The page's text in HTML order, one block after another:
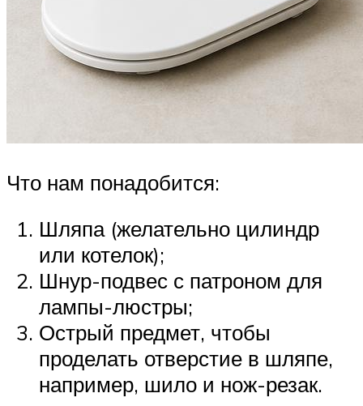
Что нам понадобится:
Шляпа (желательно цилиндр
или котелок);
Шнур-подвес с патроном для
лампы-люстры;
Острый предмет, чтобы
проделать отверстие в шляпе,
например, шило и нож-резак.